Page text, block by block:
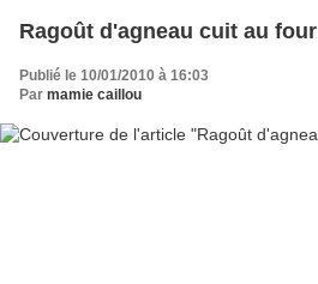
Ragoût d'agneau cuit au four
Publié le 10/01/2010 à 16:03
Par mamie caillou